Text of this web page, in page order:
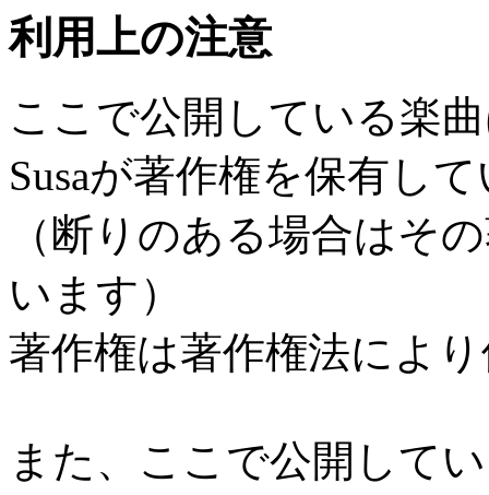
利用上の注意
ここで公開している楽
Susaが著作権を保有し
（断りのある場合はそ
います）
著作権は著作権法によ
また、ここで公開して